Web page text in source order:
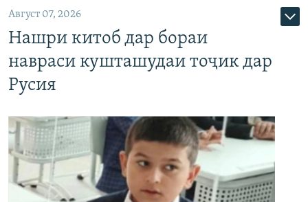
Август 07, 2026
Нашри китоб дар бораи
навраси кушташудаи тоҷик дар
Русия